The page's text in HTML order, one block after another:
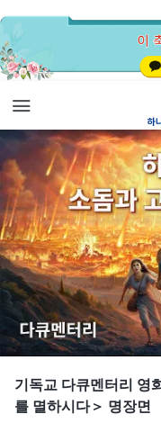
기독교 다큐멘터리 영
를 멸하시다＞ 명장면